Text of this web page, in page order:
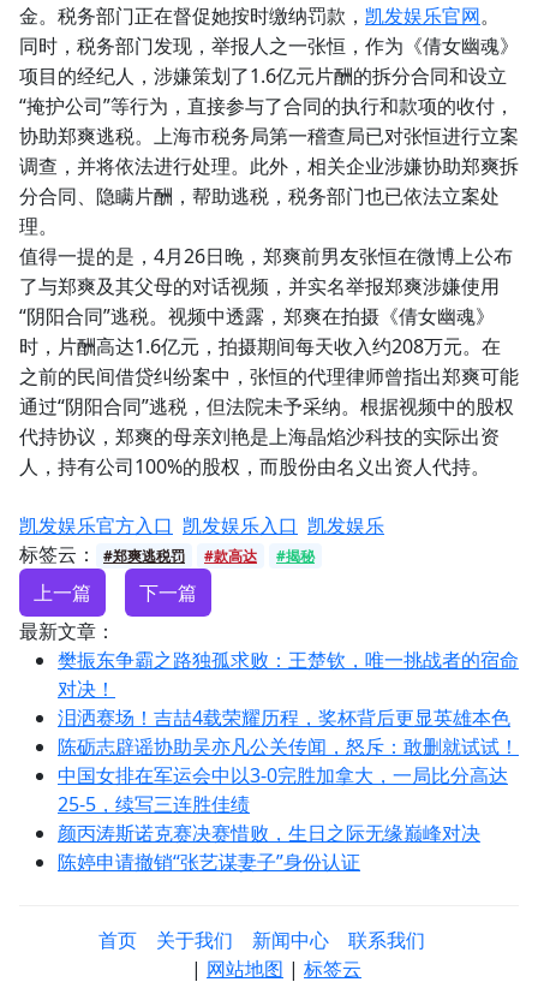
金。税务部门正在督促她按时缴纳罚款， 凯发娱乐官网。
同时，税务部门发现，举报人之一张恒，作为《倩女幽魂》
项目的经纪人，涉嫌策划了1.6亿元片酬的拆分合同和设立
“掩护公司”等行为，直接参与了合同的执行和款项的收付，
协助郑爽逃税。上海市税务局第一稽查局已对张恒进行立案
调查，并将依法进行处理。此外，相关企业涉嫌协助郑爽拆
分合同、隐瞒片酬，帮助逃税，税务部门也已依法立案处
理。
值得一提的是，4月26日晚，郑爽前男友张恒在微博上公布
了与郑爽及其父母的对话视频，并实名举报郑爽涉嫌使用
“阴阳合同”逃税。视频中透露，郑爽在拍摄《倩女幽魂》
时，片酬高达1.6亿元，拍摄期间每天收入约208万元。在
之前的民间借贷纠纷案中，张恒的代理律师曾指出郑爽可能
通过“阴阳合同”逃税，但法院未予采纳。根据视频中的股权
代持协议，郑爽的母亲刘艳是上海晶焰沙科技的实际出资
人，持有公司100%的股权，而股份由名义出资人代持。
凯发娱乐官方入口 凯发娱乐入口 凯发娱乐
标签云：
#郑爽逃税罚 #款高达 #揭秘
上一篇
下一篇
最新文章：
樊振东争霸之路独孤求败：王楚钦，唯一挑战者的宿命
对决！
泪洒赛场！吉喆4载荣耀历程，奖杯背后更显英雄本色
陈砺志辟谣协助吴亦凡公关传闻，怒斥：敢删就试试！
中国女排在军运会中以3-0完胜加拿大，一局比分高达
25-5，续写三连胜佳绩
颜丙涛斯诺克赛决赛惜败，生日之际无缘巅峰对决
陈婷申请撤销“张艺谋妻子”身份认证
首页 关于我们 新闻中心
联系我们
| 网站地图 | 标签云